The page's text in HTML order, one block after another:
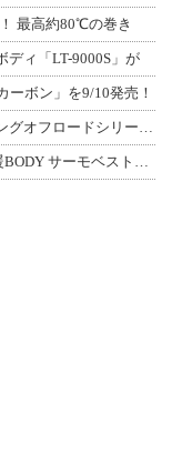
最高約80℃の巻き
ディ「LT-9000S」が
ーボン」を9/10発売！
クシタニのモトクロス用ウェア「ムーブレーシングオフロードシリーズ」3アイテムが登
UVカット・遮光性能をアップ！ LINKS が「冷暖BODY サーモベスト」改良